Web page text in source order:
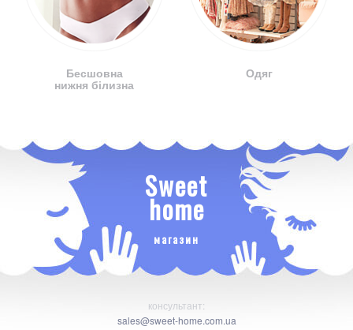
Бесшовна
нижня білизна
Одяг
Sweet
home
магазин
консультант:
sales@sweet-home.com.ua